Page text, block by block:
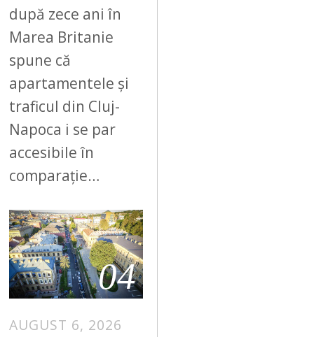
după zece ani în
Marea Britanie
spune că
apartamentele și
traficul din Cluj-
Napoca i se par
accesibile în
comparație…
04
AUGUST 6, 2026